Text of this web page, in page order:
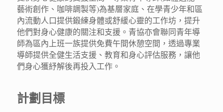
藝術創作、咖啡調製等)為基層家庭、在學青少年和區
內流動人口提供鍛練身體或舒緩心靈的工作坊，提升
他們對身心健康的關注和支援。青協亦會聯同青年導
師為區內上班一族提供免費午間休憩空間，透過專業
導師提供全健生活支援、教育和身心評估服務，讓他
們身心獲紓解後再投入工作。
計劃目標